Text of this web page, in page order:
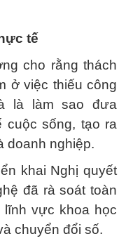
tế
cho rằng thách
ở việc thiếu công
là làm sao đưa
cuộc sống, tạo ra
doanh nghiệp.
khai Nghị quyết
đã rà soát toàn
lĩnh vực khoa học
chuyển đổi số.